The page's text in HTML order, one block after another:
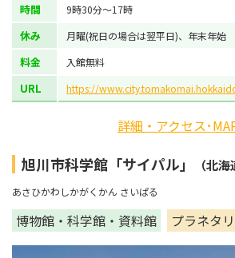
時間 9時30分～17時
休み 月曜(祝日の場合は翌平日)、年末年始
料金 入館無料
URL https://
詳細・アクセス･
旭川市科学館「サイパル」 （北
あさひかわしかがくかん さいぱる
博物館・科学館・資料館 プラネタ